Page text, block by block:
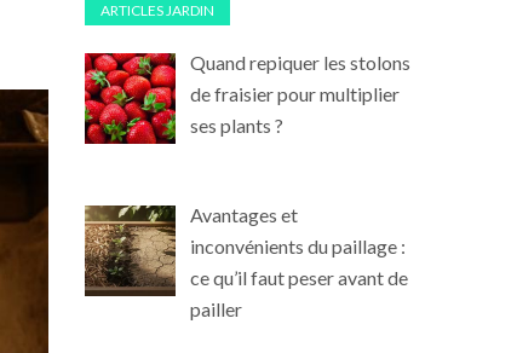
ARTICLES JARDIN
Quand repiquer les stolons
de fraisier pour multiplier
ses plants ?
Avantages et
inconvénients du paillage :
ce qu’il faut peser avant de
pailler